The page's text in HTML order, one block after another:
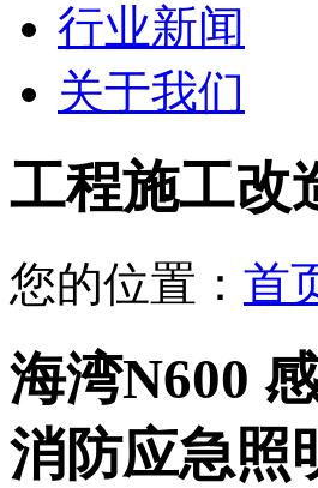
行业新闻
关于我们
工程施工改
您的位置： 首
海湾N600
消防应急照